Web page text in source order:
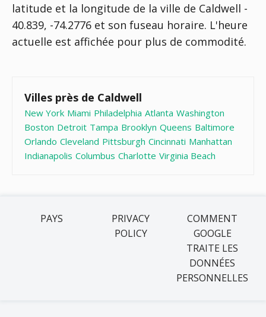
latitude et la longitude de la ville de Caldwell -
40.839, -74.2776 et son fuseau horaire. L'heure
actuelle est affichée pour plus de commodité.
Villes près de Caldwell
New York Miami Philadelphia Atlanta Washington
Boston Detroit Tampa Brooklyn Queens Baltimore
Orlando Cleveland Pittsburgh Cincinnati Manhattan
Indianapolis Columbus Charlotte Virginia Beach
PAYS
PRIVACY
POLICY
COMMENT
GOOGLE
TRAITE LES
DONNÉES
PERSONNELLES